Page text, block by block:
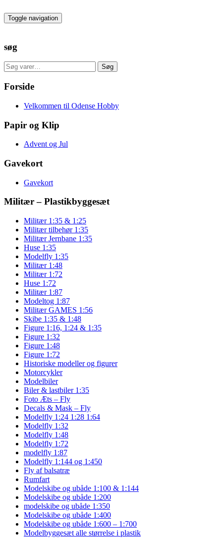
to
the
Toggle navigation
søg
Søg
efter:
Søg
Forside
Velkommen til Odense Hobby
Papir og Klip
Advent og Jul
Gavekort
Gavekort
Militær – Plastikbyggesæt
Militær 1:35 & 1:25
Militær tilbehør 1:35
Militær Jernbane 1:35
Huse 1:35
Modelfly 1:35
Militær 1:48
Militær 1:72
Huse 1:72
Militær 1:87
Modeltog 1:87
Militær GAMES 1:56
Skibe 1:35 & 1:48
Figure 1:16, 1:24 & 1:35
Figure 1:32
Figure 1:48
Figure 1:72
Historiske modeller og figurer
Motorcykler
Modelbiler
Biler & lastbiler 1:35
Foto Æts – Fly
Decals & Mask – Fly
Modelfly 1:24 1:28 1:64
Modelfly 1:32
Modelfly 1:48
Modelfly 1:72
modelfly 1:87
Modelfly 1:144 og 1:450
Fly af balsatræ
Rumfart
Modelskibe og ubåde 1:100 & 1:144
Modelskibe og ubåde 1:200
modelskibe og ubåde 1:350
Modelskibe og ubåde 1:400
Modelskibe og ubåde 1:600 – 1:700
Modelbyggesæt alle størrelse i plastik